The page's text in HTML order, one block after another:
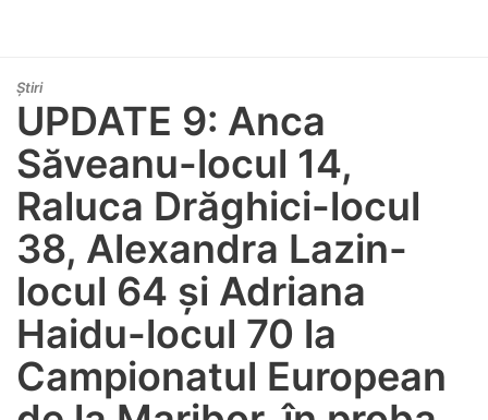
Știri
UPDATE 9: Anca
Săveanu-locul 14,
Raluca Drăghici-locul
38, Alexandra Lazin-
locul 64 și Adriana
Haidu-locul 70 la
Campionatul European